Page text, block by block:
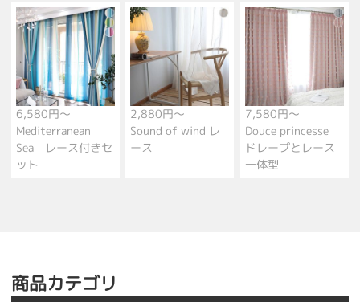
6,580円～
Mediterranean
Sea レース付きセ
ット
2,880円～
Sound of wind レ
ース
7,580円～
Douce princesse
ドレープとレース
一体型
商品カテゴリ